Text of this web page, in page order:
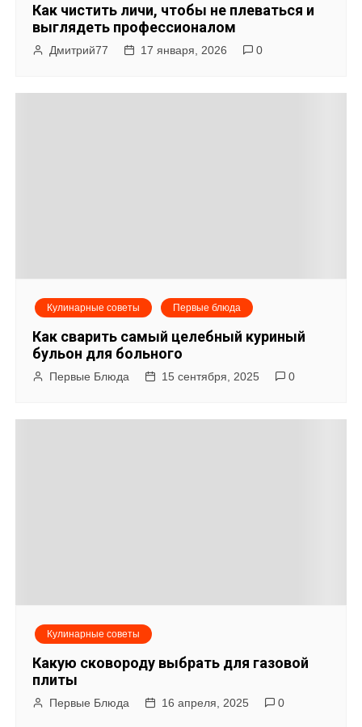
Как чистить личи, чтобы не плеваться и
выглядеть профессионалом
Дмитрий77 17 января, 2026 0
Кулинарные советы Первые блюда
Как сварить самый целебный куриный
бульон для больного
Первые Блюда 15 сентября, 2025 0
Кулинарные советы
Какую сковороду выбрать для газовой
плиты
Первые Блюда 16 апреля, 2025 0